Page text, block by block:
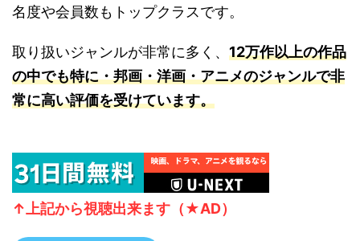
名度や会員数もトップクラスです。
取り扱いジャンルが非常に多く、 12万作以上の作品
の中でも特に・邦画・洋画・アニメのジャンルで非
常に高い評価を受けています。
↑上記から視聴出来ます（★AD）